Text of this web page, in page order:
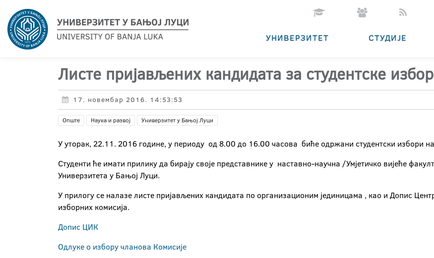
УНИВЕРЗИТЕТ СТУДИЈЕ
Листе пријављених кандидата за студентске
17. новембар 2016. 14:53:53
Опште Наука и развој Универзитет у Бањој Луци
У уторак, 22.11. 2016 године, у периоду од 8.00 до 16.00 часова биће одржани студентски избори
Студенти ће имати прилику да бирају своје представнике у наставно-научна /Умјетичко вијеће
Универзитета у Бањој Луци.
У прилогу се налазе листе пријављених кандидата по организационим јединицама , као и Допис
изборних комисија.
Допис ЦИК
Одлуке о избору чланова Комисије